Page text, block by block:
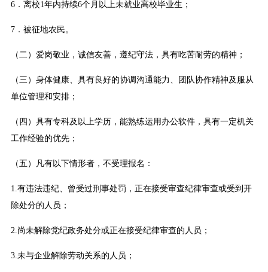
6．离校1年内持续6个月以上未就业高校毕业生；
7．被征地农民。
（二）爱岗敬业，诚信友善，遵纪守法，具有吃苦耐劳的精神；
（三）身体健康、具有良好的协调沟通能力、团队协作精神及服从
单位管理和安排；
（四）具有专科及以上学历，能熟练运用办公软件，具有一定机关
工作经验的优先；
（五）凡有以下情形者，不受理报名：
1.有违法违纪、曾受过刑事处罚，正在接受审查纪律审查或受到开
除处分的人员；
2.尚未解除党纪政务处分或正在接受纪律审查的人员；
3.未与企业解除劳动关系的人员；